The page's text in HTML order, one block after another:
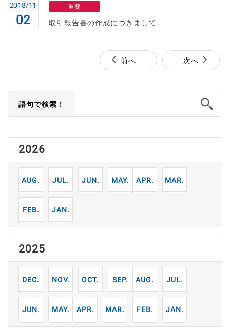
02
2018/11 重要
取引報告書の作成につきまして
前へ 次へ
語句で検索！
2026
8月 7月 6月 5月 4月 3月
2月 1月
2025
12月 11月 10月 9月 8月 7月
6月 5月 4月 3月 2月 1月